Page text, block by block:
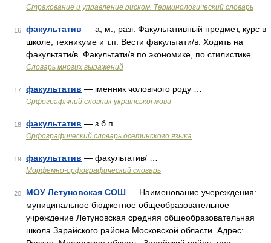
Страхование и управление риском. Терминологический словарь
16 факультатив — а; м.; разг. Факультативный предмет, курс в
школе, техникуме и т.п. Вести факультати/в. Ходить на
факультати/в. Факультати/в по экономике, по стилистике …
Словарь многих выражений
17 факультатив — іменник чоловічого роду …
Орфографічний словник української мови
18 факультатив — з.б.п …
Орфографический словарь осетинского языка
19 факультатив — факультатив/ …
Морфемно-орфографический словарь
20 МОУ Летуновская СОШ — Наименование учереждения:
муниципальное бюджетное общеобразовательное
учреждение Летуновская средняя общеобразовательная
школа Зарайского района Московской области. Адрес: